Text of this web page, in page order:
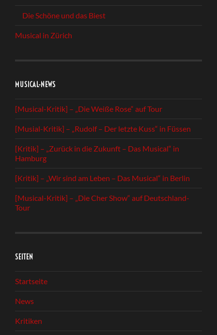
Die Schöne und das Biest
Musical in Zürich
MUSICAL-NEWS
[Musical-Kritik] – „Die Weiße Rose“ auf Tour
[Musial-Kritik] – „Rudolf – Der letzte Kuss“ in Füssen
[Kritik] – „Zurück in die Zukunft – Das Musical“ in
Hamburg
[Kritik] – „Wir sind am Leben – Das Musical“ in Berlin
[Musical-Kritik] – „Die Cher Show“ auf Deutschland-
Tour
SEITEN
Startseite
News
Kritiken